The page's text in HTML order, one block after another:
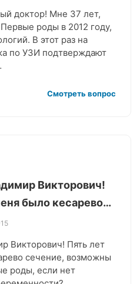
доктор! Мне 37 лет,
роды в 2012 году,
В этот раз на
по УЗИ подтверждают
Смотреть вопрос
Викторович!
было кесарево…
Викторович! Пять лет
сечение, возможны
роды, если нет